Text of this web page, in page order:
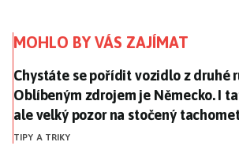
MOHLO BY VÁS ZAJÍMAT
Chystáte se pořídit vozidlo z
Chystáte se pořídit vozidlo z druhé
Oblíbeným zdrojem je Německo. I
ale velký pozor na stočený
TIPY A TRIKY